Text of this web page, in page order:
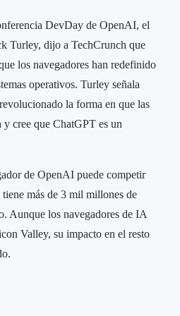
DevDay de OpenAI, el
Turley, dijo a TechCrunch que
los navegadores han redefinido
operativos. Turley señala
la forma en que las
y cree que ChatGPT es un
de OpenAI puede competir
más de 3 mil millones de
Aunque los navegadores de IA
Valley, su impacto en el resto